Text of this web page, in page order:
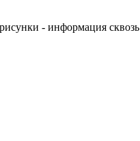
- информация сквозь